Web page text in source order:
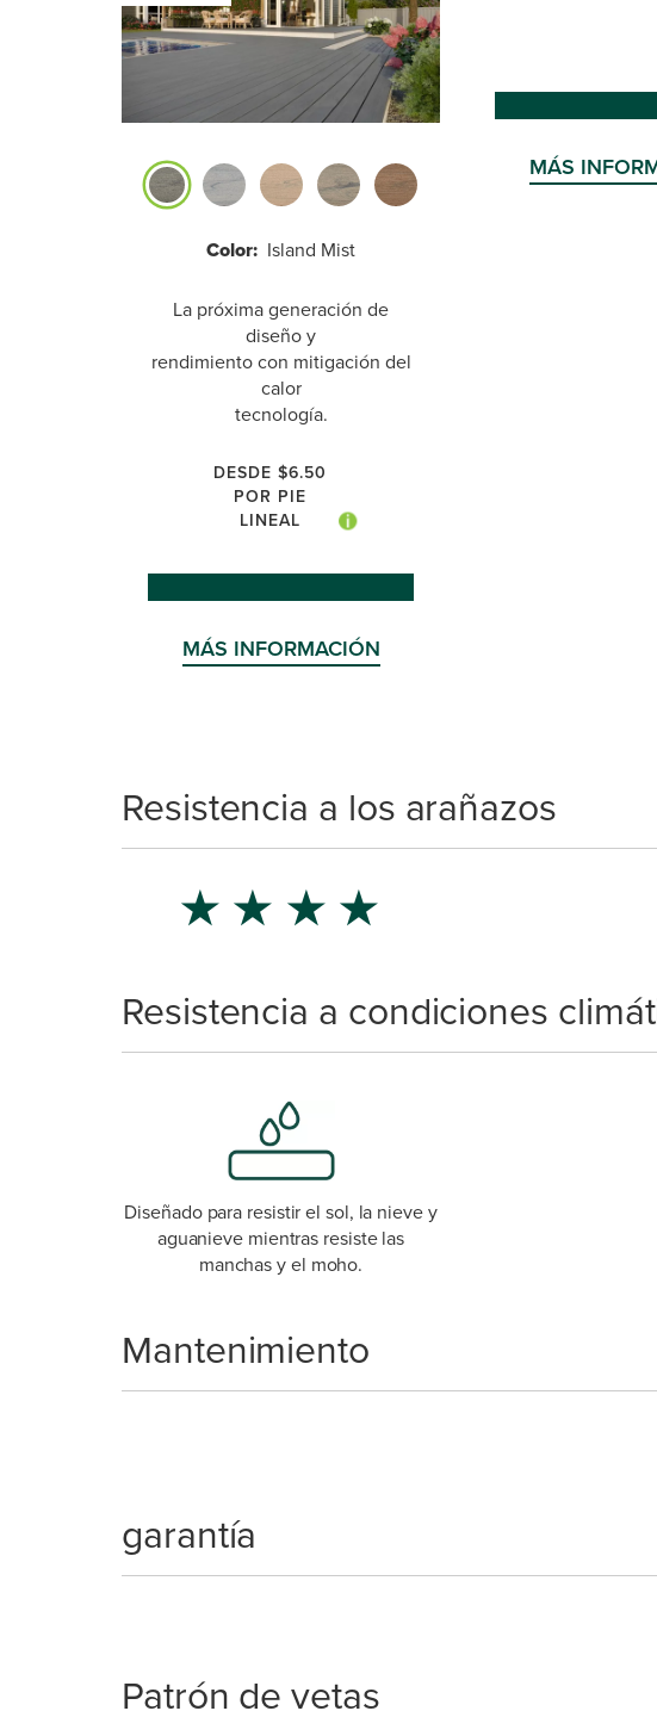
Color: Island Mist
La próxima generación de
diseño y
rendimiento con mitigación del
calor
tecnología.
DESDE $6.50
POR PIE
LINEAL
MÁS INFORMACIÓN
MÁS
Resistencia a los arañazos
★ ★ ★ ★
Resistencia a condiciones
Diseñado para resistir el sol, la nieve y
aguanieve mientras resiste las
manchas y el moho.
Mantenimiento
garantía
Patrón de vetas